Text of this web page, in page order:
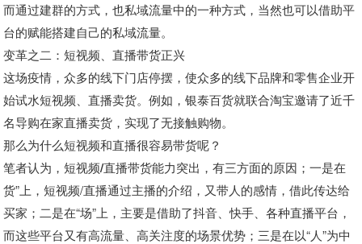
而通过建群的方式，也私域流量中的一种方式，当然也可以借助平
台的赋能搭建自己的私域流量。
变革之二：短视频、直播带货正兴
这场疫情，众多的线下门店停摆，使众多的线下品牌和零售企业开
始试水短视频、直播卖货。例如，银泰百货就联合淘宝邀请了近千
名导购在家直播卖货，实现了无接触购物。
那么为什么短视频和直播很容易带货呢？
笔者认为，短视频/直播带货能力突出，有三方面的原因；一是在
货”上，短视频/直播通过主播的介绍，又带人的感情，借此传达给
买家；二是在“场”上，主要是借助了抖音、快手、各种直播平台，
而这些平台又有高流量、高关注度的场景优势；三是在以“人”为中